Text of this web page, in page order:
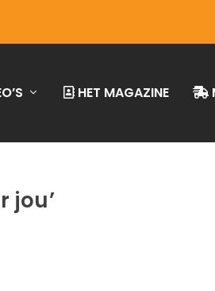
HET MAGAZINE
jou’